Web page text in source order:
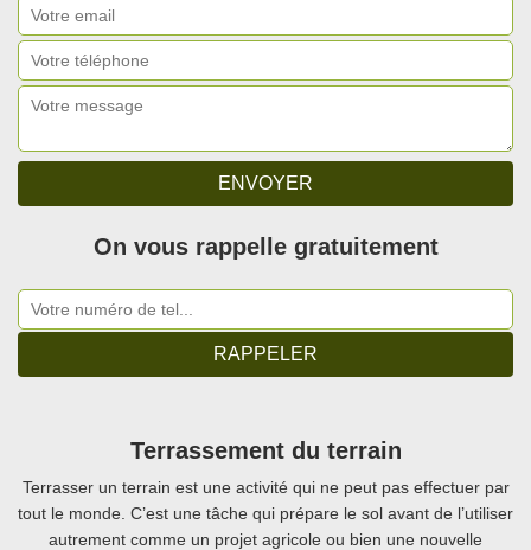
On vous rappelle gratuitement
Terrassement du terrain
Terrasser un terrain est une activité qui ne peut pas effectuer par
tout le monde. C’est une tâche qui prépare le sol avant de l’utiliser
autrement comme un projet agricole ou bien une nouvelle